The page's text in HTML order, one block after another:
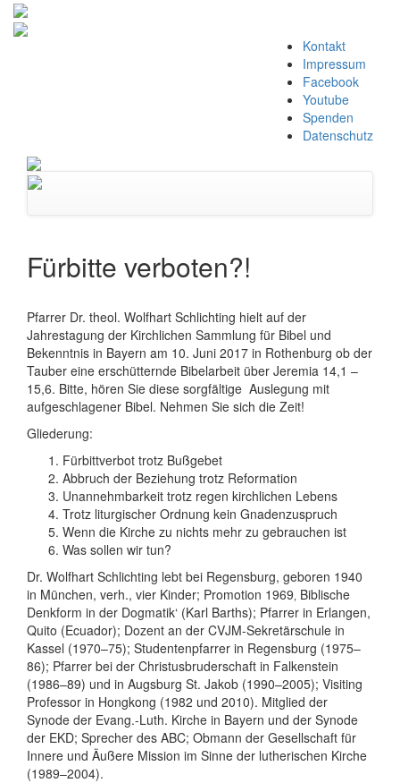
Kontakt
Impressum
Facebook
Youtube
Spenden
Datenschutz
Navigation
Fürbitte verboten?!
Pfarrer Dr. theol. Wolfhart Schlichting hielt auf der
Jahrestagung der Kirchlichen Sammlung für Bibel und
Bekenntnis in Bayern am 10. Juni 2017 in Rothenburg ob der
Tauber eine erschütternde Bibelarbeit über Jeremia 14,1 –
15,6. Bitte, hören Sie diese sorgfältige Auslegung mit
aufgeschlagener Bibel. Nehmen Sie sich die Zeit!
Gliederung:
Fürbittverbot trotz Bußgebet
Abbruch der Beziehung trotz Reformation
Unannehmbarkeit trotz regen kirchlichen Lebens
Trotz liturgischer Ordnung kein Gnadenzuspruch
Wenn die Kirche zu nichts mehr zu gebrauchen ist
Was sollen wir tun?
Dr. Wolfhart Schlichting lebt bei Regensburg, geboren 1940
in München, verh., vier Kinder; Promotion 1969‚ Biblische
Denkform in der Dogmatik‘ (Karl Barths); Pfarrer in Erlangen,
Quito (Ecuador); Dozent an der CVJM-Sekretärschule in
Kassel (1970–75); Studentenpfarrer in Regensburg (1975–
86); Pfarrer bei der Christusbruderschaft in Falkenstein
(1986–89) und in Augsburg St. Jakob (1990–2005); Visiting
Professor in Hongkong (1982 und 2010). Mitglied der
Synode der Evang.-Luth. Kirche in Bayern und der Synode
der EKD; Sprecher des ABC; Obmann der Gesellschaft für
Innere und Äußere Mission im Sinne der lutherischen Kirche
(1989–2004).